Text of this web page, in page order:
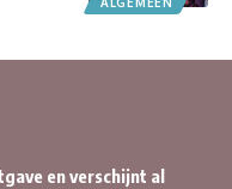
en verschijnt al